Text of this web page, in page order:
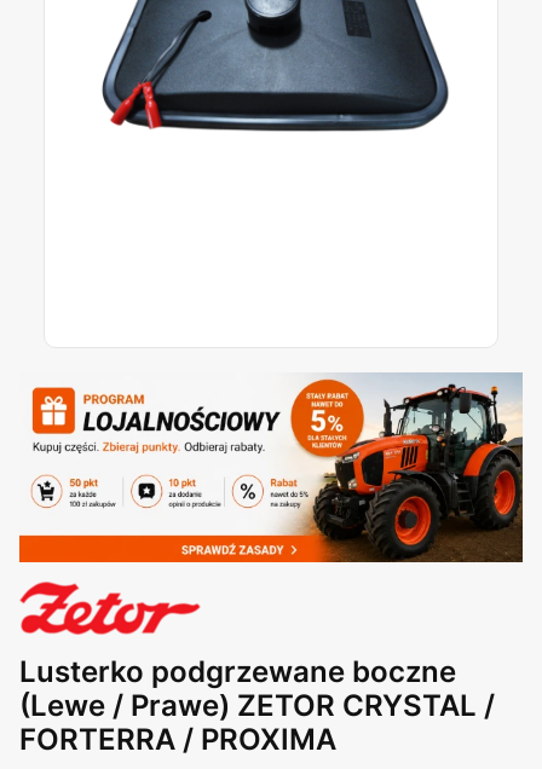
Lusterko podgrzewane boczne
(Lewe / Prawe) ZETOR CRYSTAL /
FORTERRA / PROXIMA